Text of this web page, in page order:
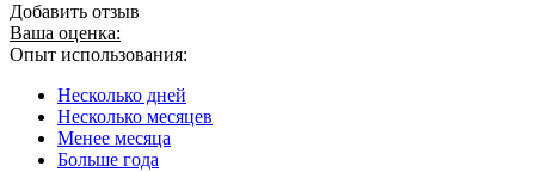
Добавить отзыв
Ваша оценка:
Опыт использования:
Несколько дней
Несколько месяцев
Менее месяца
Больше года